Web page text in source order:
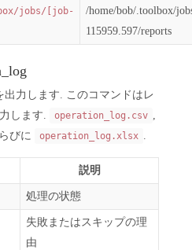
jobs/[job-
/home/bob/.toolbox/
115959.597/reports
力します. このコマンドはレ
します.
operation_log.csv ,
びに operation_log.xlsx .
説明
処理の状態
失敗またはスキップの理
由